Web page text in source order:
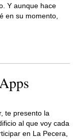
Y aunque hace
en su momento,
te presento la
al que voy cada
en La Pecera,